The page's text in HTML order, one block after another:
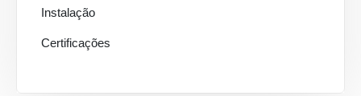
Instalação
Certificações